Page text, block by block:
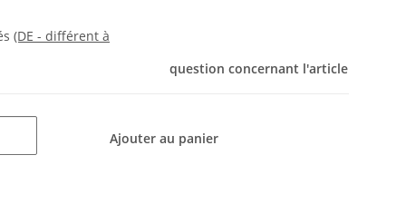
(DE - différent à
question concernant l'article
Ajouter au panier